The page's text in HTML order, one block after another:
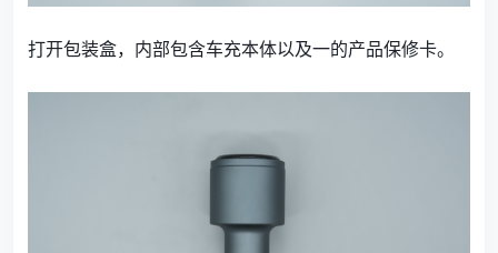
打开包装盒，内部包含车充本体以及一的产品保修卡。